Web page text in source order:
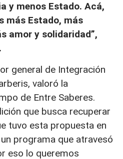
y menos Estado. Acá,
más Estado, más
amor y solidaridad”,
general de Integración
valoró la
de Entre Saberes.
que busca recuperar
tuvo esta propuesta en
programa que atravesó
eso lo queremos